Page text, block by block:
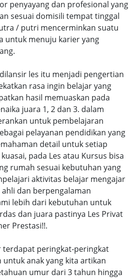
penyayang dan profesional yang
sesuai domisili tempat tinggal
/ putri mencerminkan suatu
untuk menuju karier yang
les itu menjadi pengertian
rasa ingin belajar yang
hasil memuaskan pada
juara 1, 2 dan 3. dalam
untuk pembelajaran
pelayanan pendidikan yang
detail untuk setiap
pada Les atau Kursus bisa
rumah sesuai kebutuhan yang
aktivitas belajar mengajar
dan berpengalaman
lebih dari kebutuhan untuk
dan juara pastinya Les Privat
Prestasi!!.
terdapat peringkat-peringkat
anak yang kita artikan
umur dari 3 tahun hingga